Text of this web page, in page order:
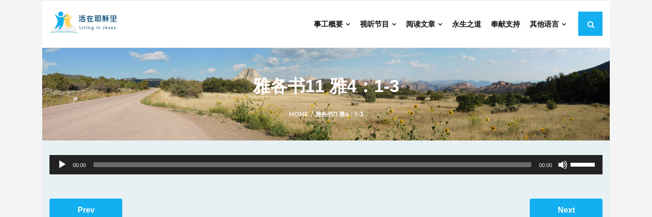
事工概要 视听节目 阅读文章 永生之道 奉献支持 其他语言
雅各书11 雅4：1-3
HOME/雅各书11 雅4：1-3
Audio
Player
00:00 00:00
Use
Up/Down
to
Prev Next